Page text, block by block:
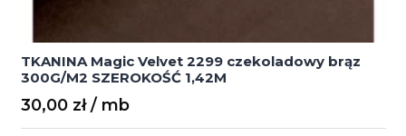
TKANINA Magic Velvet 2299 czekoladowy brąz
300G/M2 SZEROKOŚĆ 1,42M
30,00 zł